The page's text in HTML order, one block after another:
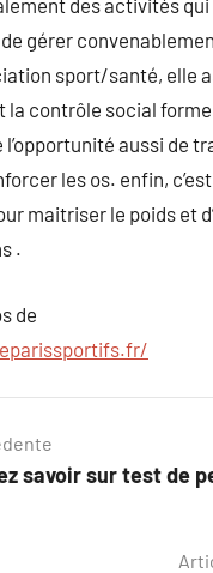
des activités
gérer
sport/santé, elle
la contrôle social
aussi de
les os. enfin,
maitriser le poids et
.
de
savoir sur test de